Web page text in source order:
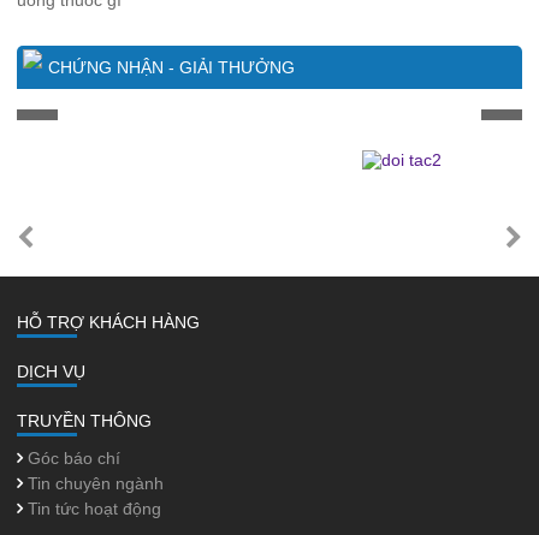
CHỨNG NHẬN - GIẢI THƯỞNG
HỖ TRỢ KHÁCH HÀNG
DỊCH VỤ
TRUYỀN THÔNG
Góc báo chí
Tin chuyên ngành
Tin tức hoạt động